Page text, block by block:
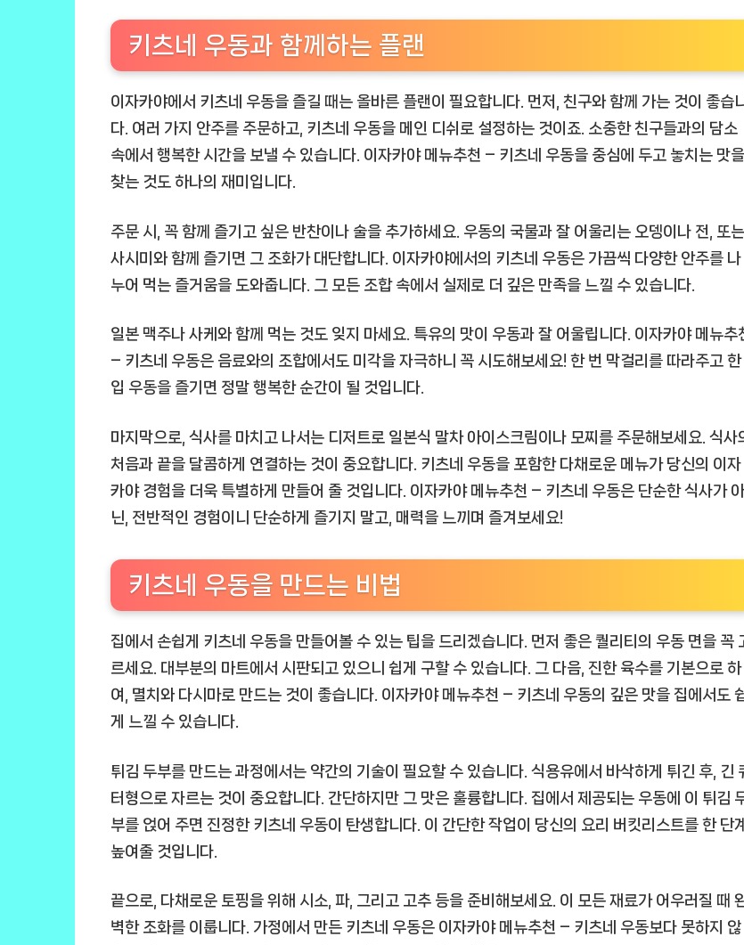
키츠네 우동과 함께하는 플랜
이자카야에서 키츠네 우동을 즐길 때는 올바른 플랜이 필요합니다. 먼저, 친구와 함께 가는 것이 좋습니
다. 여러 가지 안주를 주문하고, 키츠네 우동을 메인 디쉬로 설정하는 것이죠. 소중한 친구들과의 담소
속에서 행복한 시간을 보낼 수 있습니다. 이자카야 메뉴추천 – 키츠네 우동을 중심에 두고 놓치는 맛을
찾는 것도 하나의 재미입니다.
주문 시, 꼭 함께 즐기고 싶은 반찬이나 술을 추가하세요. 우동의 국물과 잘 어울리는 오뎅이나 전, 또는
사시미와 함께 즐기면 그 조화가 대단합니다. 이자카야에서의 키츠네 우동은 가끔씩 다양한 안주를 나
누어 먹는 즐거움을 도와줍니다. 그 모든 조합 속에서 실제로 더 깊은 만족을 느낄 수 있습니다.
일본 맥주나 사케와 함께 먹는 것도 잊지 마세요. 특유의 맛이 우동과 잘 어울립니다. 이자카야 메뉴추
– 키츠네 우동은 음료와의 조합에서도 미각을 자극하니 꼭 시도해보세요! 한 번 막걸리를 따라주고 한
입 우동을 즐기면 정말 행복한 순간이 될 것입니다.
마지막으로, 식사를 마치고 나서는 디저트로 일본식 말차 아이스크림이나 모찌를 주문해보세요. 식사
처음과 끝을 달콤하게 연결하는 것이 중요합니다. 키츠네 우동을 포함한 다채로운 메뉴가 당신의 이자
카야 경험을 더욱 특별하게 만들어 줄 것입니다. 이자카야 메뉴추천 – 키츠네 우동은 단순한 식사가 아
닌, 전반적인 경험이니 단순하게 즐기지 말고, 매력을 느끼며 즐겨보세요!
키츠네 우동을 만드는 비법
집에서 손쉽게 키츠네 우동을 만들어볼 수 있는 팁을 드리겠습니다. 먼저 좋은 퀄리티의 우동 면을 꼭
르세요. 대부분의 마트에서 시판되고 있으니 쉽게 구할 수 있습니다. 그 다음, 진한 육수를 기본으로 하
여, 멸치와 다시마로 만드는 것이 좋습니다. 이자카야 메뉴추천 – 키츠네 우동의 깊은 맛을 집에서도
게 느낄 수 있습니다.
튀김 두부를 만드는 과정에서는 약간의 기술이 필요할 수 있습니다. 식용유에서 바삭하게 튀긴 후, 긴
터형으로 자르는 것이 중요합니다. 간단하지만 그 맛은 훌륭합니다. 집에서 제공되는 우동에 이 튀김
부를 얹어 주면 진정한 키츠네 우동이 탄생합니다. 이 간단한 작업이 당신의 요리 버킷리스트를 한 단계
높여줄 것입니다.
끝으로, 다채로운 토핑을 위해 시소, 파, 그리고 고추 등을 준비해보세요. 이 모든 재료가 어우러질 때
벽한 조화를 이룹니다. 가정에서 만든 키츠네 우동은 이자카야 메뉴추천 – 키츠네 우동보다 못하지 않